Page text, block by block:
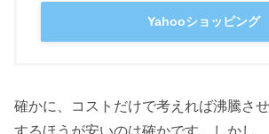
Yahooショッピング
確かに、コストだけで考えれば沸騰さ
するほうが安いのは確かです。しかし